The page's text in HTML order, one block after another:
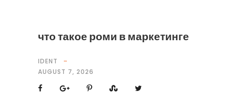
что такое роми в маркетинге
IDENT
AUGUST 7, 2026